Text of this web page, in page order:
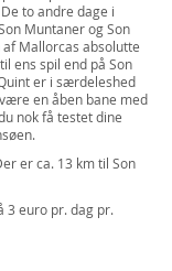
to andre dage i
Muntaner og Son
Mallorcas absolutte
ens spil end på Son
er i særdeleshed
en åben bane med
nok få testet dine
er ca. 13 km til Son
3 euro pr. dag pr.